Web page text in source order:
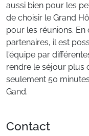
aussi bien pour les
de choisir le Grand
pour les réunions.
partenaires, il est
l'équipe par
rendre le séjour plus
seulement 50
Gand.
Contact